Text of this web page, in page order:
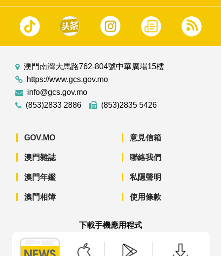
澳門南灣大馬路762-804號中華廣場15樓
https://www.gcs.gov.mo
info@gcs.gov.mo
(853)2833 2886
(853)2835 5426
GOV.MO
澳門雜誌
澳門年鑑
澳門相簿
意見信箱
聯絡我們
私隱聲明
使用條款
下載手機應用程式